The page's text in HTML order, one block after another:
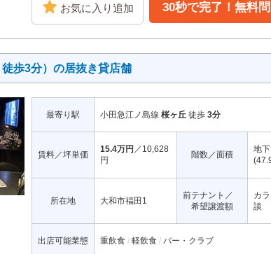
お気に入り追加 30秒で完了！無料
歩3分）の居抜き貸店舗
最寄り駅 小田急江ノ島線 桜ヶ丘 徒歩 3分
賃料／坪単価
15.4万円 ／10,628
円
階数／面積
地
所在地 大和市福田1
前テナント／
希望譲渡額
カ
談
出店可能業態 重飲食 軽飲食 バー・クラブ